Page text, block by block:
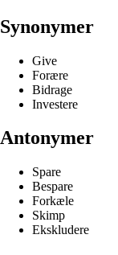
Synonymer
Give
Forære
Bidrage
Investere
Antonymer
Spare
Bespare
Forkæle
Skimp
Ekskludere